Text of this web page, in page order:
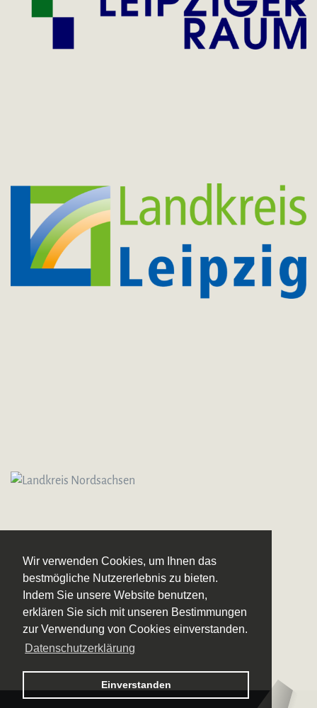
Wir verwenden Cookies, um Ihnen das
bestmögliche Nutzererlebnis zu bieten.
Indem Sie unsere Website benutzen,
erklären Sie sich mit unseren Bestimmungen
zur Verwendung von Cookies einverstanden.
Datenschutzerklärung
Einverstanden
Logo – Sächsische Bläserphilharmonie
Logo – Deutsche